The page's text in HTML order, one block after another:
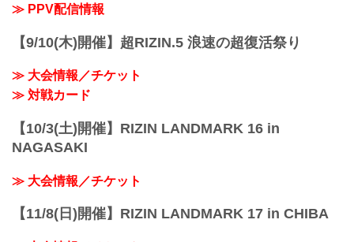
≫ PPV配信情報
【9/10(木)開催】超RIZIN.5 浪速の超復活祭り
≫ 大会情報／チケット
≫ 対戦カード
【10/3(土)開催】RIZIN LANDMARK 16 in
NAGASAKI
≫ 大会情報／チケット
【11/8(日)開催】RIZIN LANDMARK 17 in CHIBA